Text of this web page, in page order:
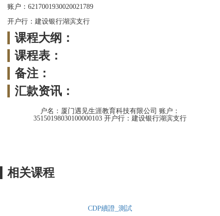
账户：6217001930020021789
开户行：建设银行湖滨支行
课程大纲：
课程表：
备注：
汇款资讯：
户名：厦门遇见生涯教育科技有限公司 账户：
35150198030100000103 开户行：建设银行湖滨支行
相关课程
CDP續證_測試